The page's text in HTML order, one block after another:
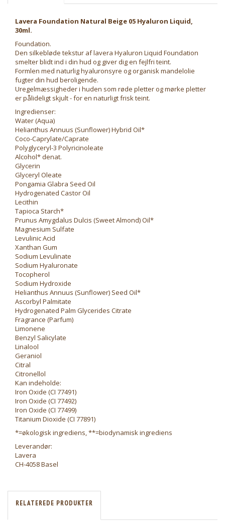
Lavera Foundation Natural Beige 05 Hyaluron Liquid,
30ml.
Foundation.
Den silkebløde tekstur af lavera Hyaluron Liquid Foundation
smelter blidt ind i din hud og giver dig en fejlfri teint.
Formlen med naturlig hyaluronsyre og organisk mandelolie
fugter din hud beroligende.
Uregelmæssigheder i huden som røde pletter og mørke pletter
er pålideligt skjult - for en naturligt frisk teint.
Ingredienser:
Water (Aqua)
Helianthus Annuus (Sunflower) Hybrid Oil*
Coco-Caprylate/Caprate
Polyglyceryl-3 Polyricinoleate
Alcohol* denat.
Glycerin
Glyceryl Oleate
Pongamia Glabra Seed Oil
Hydrogenated Castor Oil
Lecithin
Tapioca Starch*
Prunus Amygdalus Dulcis (Sweet Almond) Oil*
Magnesium Sulfate
Levulinic Acid
Xanthan Gum
Sodium Levulinate
Sodium Hyaluronate
Tocopherol
Sodium Hydroxide
Helianthus Annuus (Sunflower) Seed Oil*
Ascorbyl Palmitate
Hydrogenated Palm Glycerides Citrate
Fragrance (Parfum)
Limonene
Benzyl Salicylate
Linalool
Geraniol
Citral
Citronellol
Kan indeholde:
Iron Oxide (CI 77491)
Iron Oxide (CI 77492)
Iron Oxide (CI 77499)
Titanium Dioxide (CI 77891)
*=økologisk ingrediens, **=biodynamisk ingrediens
Leverandør:
Lavera
CH-4058 Basel
RELATEREDE PRODUKTER